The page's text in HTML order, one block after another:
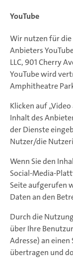
YouTube
Wir nutzen für die
Anbieters
LLC, 901 Cherry
YouTube wird
Amphitheatre
Klicken auf
Inhalt des
der Dienste
Nutzer/die
Wenn Sie den
Social-Media-
Seite aufgerufen
Daten an den
Durch die
über Ihre
Adresse) an einen
übertragen und